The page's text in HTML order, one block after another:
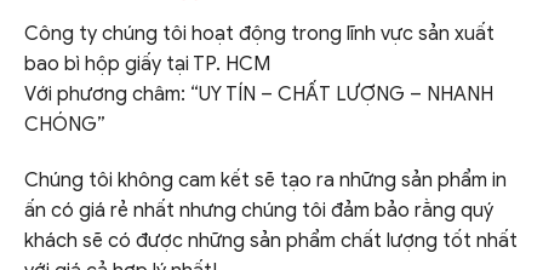
Công ty chúng tôi hoạt động trong lĩnh vực sản xuất
bao bì hộp giấy tại TP. HCM
Với phương châm: “UY TÍN – CHẤT LƯỢNG – NHANH
CHÓNG”
Chúng tôi không cam kết sẽ tạo ra những sản phẩm in
ấn có giá rẻ nhất nhưng chúng tôi đảm bảo rằng quý
khách sẽ có được những sản phẩm chất lượng tốt nhất